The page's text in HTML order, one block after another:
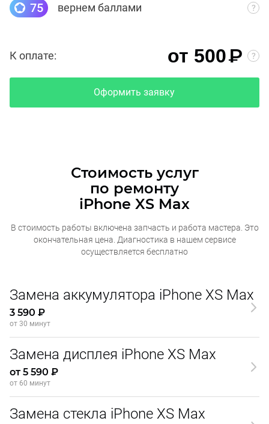
75 вернем баллами
К оплате: от 500₽
Оформить заявку
Стоимость услуг
по ремонту
iPhone XS Max
В стоимость работы включена запчасть и работа мастера. Это
окончательная цена. Диагностика в нашем сервисе
осуществляется бесплатно
Замена аккумулятора iPhone XS Max
3 590 ₽
от 30 минут
Замена дисплея iPhone XS Max
от 5 590 ₽
от 60 минут
Замена стекла iPhone XS Max